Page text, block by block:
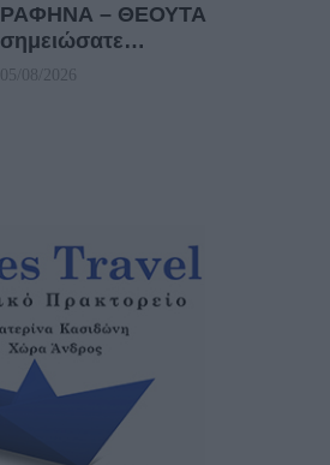
ΡΑΦΗΝΑ – ΘΕΟΥΤΑ
σημειώσατε…
05/08/2026